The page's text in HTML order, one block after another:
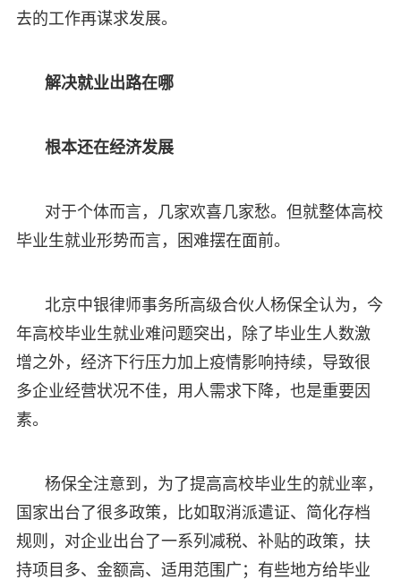
去的工作再谋求发展。
解决就业出路在哪
根本还在经济发展
对于个体而言，几家欢喜几家愁。但就整体高校
毕业生就业形势而言，困难摆在面前。
北京中银律师事务所高级合伙人杨保全认为，今
年高校毕业生就业难问题突出，除了毕业生人数激
增之外，经济下行压力加上疫情影响持续，导致很
多企业经营状况不佳，用人需求下降，也是重要因
素。
杨保全注意到，为了提高高校毕业生的就业率，
国家出台了很多政策，比如取消派遣证、简化存档
规则，对企业出台了一系列减税、补贴的政策，扶
持项目多、金额高、适用范围广；有些地方给毕业